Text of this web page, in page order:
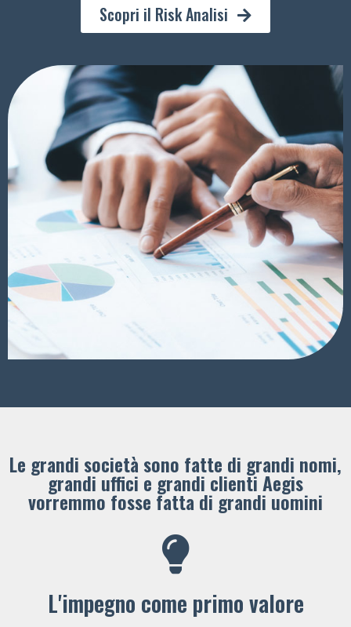
Scopri il Risk Analisi
Le grandi società sono fatte di grandi nomi,
grandi uffici e grandi clienti ​Aegis
vorremmo fosse fatta di grandi uomini
L'impegno come primo valore